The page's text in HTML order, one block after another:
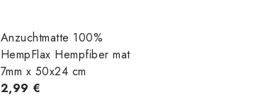
Anzuchtmatte 100%
HempFlax Hempfiber mat
7mm x 50x24 cm
2,99 €